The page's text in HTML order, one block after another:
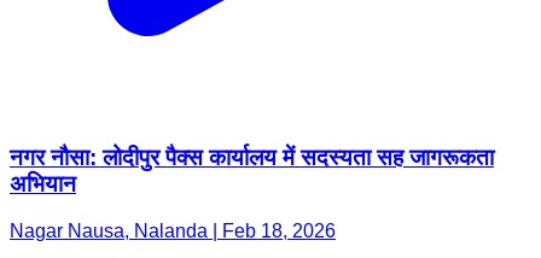
नगर नौसा: लोदीपुर पैक्स कार्यालय में सदस्यता सह जागरूकता
अभियान
Nagar Nausa, Nalanda | Feb 18, 2026